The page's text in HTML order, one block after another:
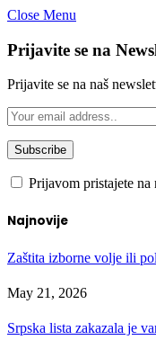
Close Menu
Prijavite se na
Prijavite se na naš
Prijavom pristajete na
Najnovije
Zaštita izborne volje ili
May 21, 2026
Srpska lista zakazala je